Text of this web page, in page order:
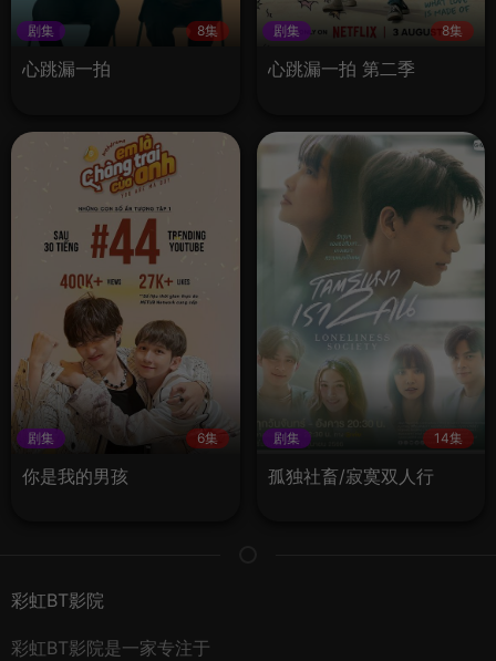
剧集 8集
心跳漏一拍
剧集 8集
心跳漏一拍 第二季
剧集 6集
你是我的男孩
剧集 14集
孤独社畜/寂寞双人行
彩虹BT影院
彩虹BT影院是一家专注于